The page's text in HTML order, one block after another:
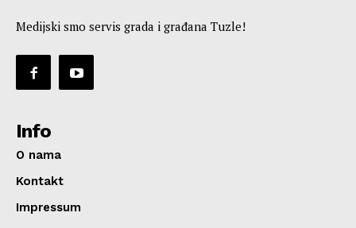
Medijski smo servis grada i građana Tuzle!
Info
O nama
Kontakt
Impressum